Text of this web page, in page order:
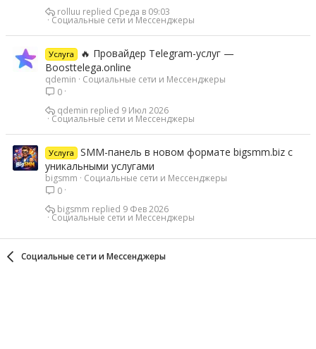
Социальные сети и Мессенджеры
Среда в 09:03
rolluu
Услуга
🔥 Провайдер Telegram-услуг —
Boosttelega.online
qdemin
Социальные сети и Мессенджеры
0
Социальные сети и Мессенджеры
9 Июл 2026
qdemin
Услуга
SMM-панель в новом формате bigsmm.biz с
уникальными услугами
bigsmm
Социальные сети и Мессенджеры
0
Социальные сети и Мессенджеры
9 Фев 2026
bigsmm
Социальные сети и Мессенджеры